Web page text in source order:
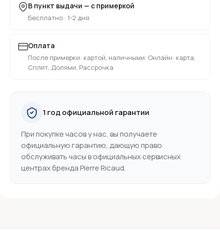
В пункт выдачи — с примеркой
Бесплатно · 1-2 дня
Оплата
После примерки: картой, наличными. Онлайн: карта,
Сплит, Долями, Рассрочка
1 год официальной гарантии
При покупке часов у нас, вы получаете
официальную гарантию, дающую право
обслуживать часы в официальных сервисных
центрах бренда Pierre Ricaud.